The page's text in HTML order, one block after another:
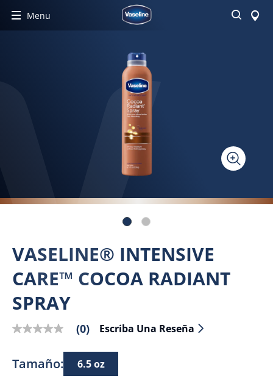
Menu Buscar
VASELINE® INTENSIVE
CARE™ COCOA RADIANT
SPRAY
Sin
puntuación
Enlace
(0) Escriba Una Reseña
Tamaño: 6.5 oz